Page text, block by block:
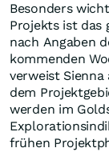
Besonders
Projekts ist das
nach Angaben
kommenden
verweist
dem
werden im
frühen